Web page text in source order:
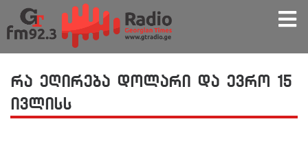
რა ეღირება დოლარი და ევრო 15
ივლისს